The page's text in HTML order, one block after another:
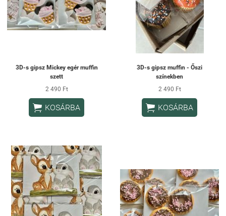
3D-s gipsz Mickey egér muffin
szett
2 490 Ft
 KOSÁRBA
3D-s gipsz muffin - Őszi
színekben
2 490 Ft
 KOSÁRBA